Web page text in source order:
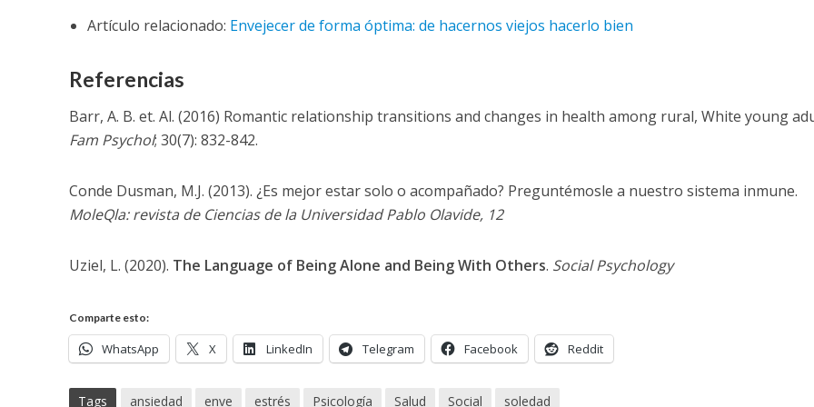
Artículo relacionado: Envejecer de forma óptima: de hacernos viejos hacerlo bien
Referencias
Barr, A. B. et. Al. (2016) Romantic relationship transitions and changes in health among rural, White young
Fam Psychol; 30(7): 832-842.
Conde Dusman, M.J. (2013). ¿Es mejor estar solo o acompañado? Preguntémosle a nuestro sistema inmune.
MoleQla: revista de Ciencias de la Universidad Pablo Olavide, 12
Uziel, L. (2020). The Language of Being Alone and Being With Others. Social Psychology
Comparte esto:
WhatsApp X LinkedIn Telegram Facebook Reddit
Tags ansiedad enve estrés Psicología Salud Social soledad